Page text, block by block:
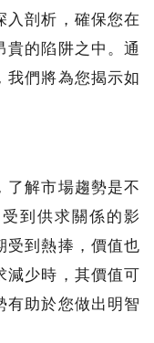
入剖析，確保您在
貴的陷阱之中。通
我們將為您揭示如
了解市場趨勢是不
到供求關係的影
受到熱捧，價值也
減少時，其價值可
有助於您做出明智